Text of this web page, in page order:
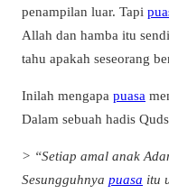
penampilan luar. Tapi
Allah dan hamba itu
tahu apakah seseorang
Inilah mengapa puasa
Dalam sebuah hadis
> “Setiap amal anak
Sesungguhnya puasa itu